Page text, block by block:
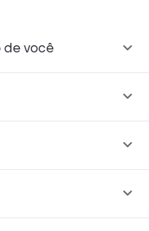
de você